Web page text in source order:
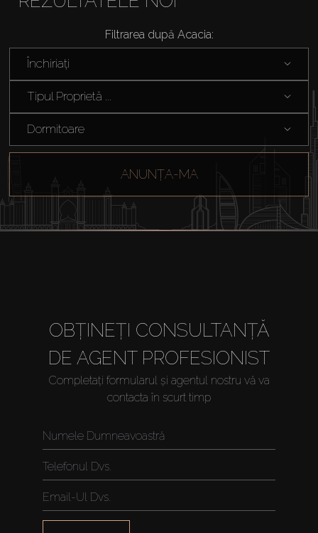
Închiriați
Vânzare
Off-Plan
Agenți
Filtrarea după Acacia:
Închiriați
Tipul Proprietă ...
Dormitoare
ANUNȚA-MA
OBȚINEȚI CONSULTANȚĂ
DE AGENT PROFESIONIST
Completați formularul și agentul nostru vă va
contacta în scurt timp